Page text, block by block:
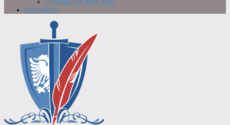
Отзывы от физ. лиц
Контакты